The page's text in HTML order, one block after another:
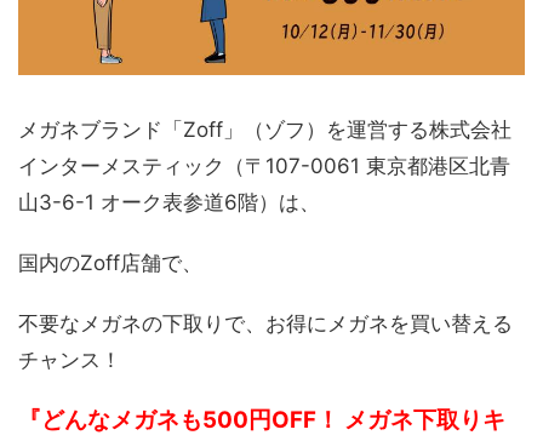
メガネブランド「Zoff」（ゾフ）を運営する株式会社
インターメスティック（〒107-0061 東京都港区北青
山3-6-1 オーク表参道6階）は、
国内のZoff店舗で、
不要なメガネの下取りで、お得にメガネを買い替える
チャンス！
『どんなメガネも500円OFF！ メガネ下取りキ